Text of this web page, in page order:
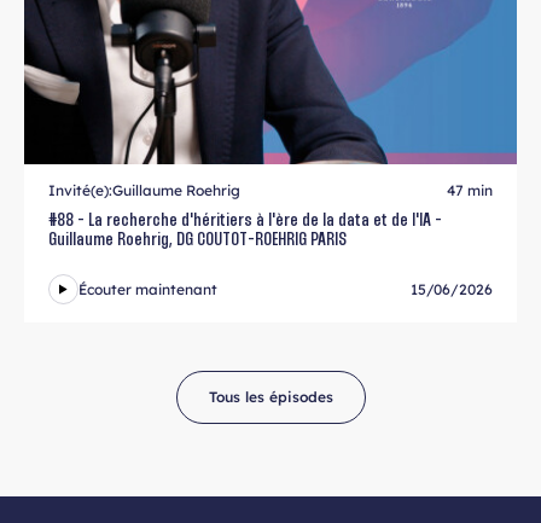
Invité(e):Guillaume Roehrig
47 min
#88 - La recherche d'héritiers à l'ère de la data et de l'IA -
Guillaume Roehrig, DG COUTOT-ROEHRIG PARIS
Écouter maintenant 15/06/2026
Tous les épisodes